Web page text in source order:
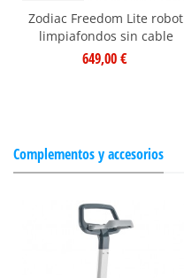
Zodiac Freedom Lite robot
limpiafondos sin cable
649,00 €
Complementos y accesorios